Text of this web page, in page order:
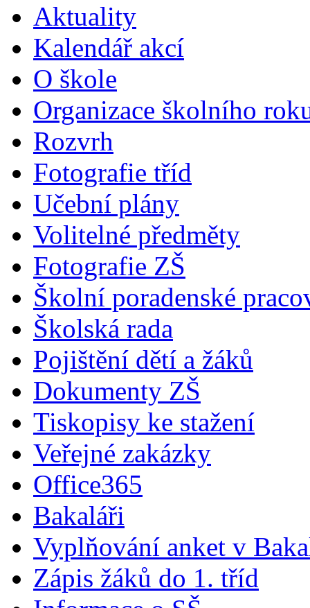
Aktuality
Kalendář akcí
O škole
Organizace školního
Rozvrh
Fotografie tříd
Učební plány
Volitelné předměty
Fotografie ZŠ
Školní poradenské
Školská rada
Pojištění dětí a žáků
Dokumenty ZŠ
Tiskopisy ke stažení
Veřejné zakázky
Office365
Bakaláři
Vyplňování anket v
Zápis žáků do 1. tříd